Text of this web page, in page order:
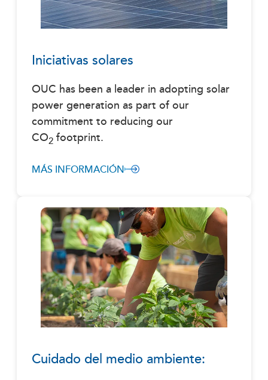
Iniciativas solares
OUC has been a leader in adopting solar
power generation as part of our
commitment to reducing our
CO2 footprint.
MÁS INFORMACIÓN
Cuidado del medio ambiente: